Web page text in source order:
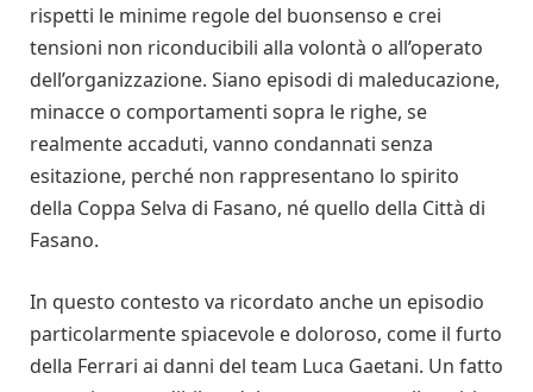
rispetti le minime regole del buonsenso e crei
tensioni non riconducibili alla volontà o all’operato
dell’organizzazione. Siano episodi di maleducazione,
minacce o comportamenti sopra le righe, se
realmente accaduti, vanno condannati senza
esitazione, perché non rappresentano lo spirito
della Coppa Selva di Fasano, né quello della Città di
Fasano.
In questo contesto va ricordato anche un episodio
particolarmente spiacevole e doloroso, come il furto
della Ferrari ai danni del team Luca Gaetani. Un fatto